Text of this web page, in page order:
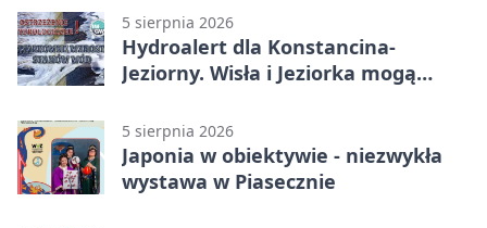
5 sierpnia 2026
Hydroalert dla Konstancina-
Jeziorny. Wisła i Jeziorka mogą
5 sierpnia 2026
Japonia w obiektywie - niezwykła
wystawa w Piasecznie